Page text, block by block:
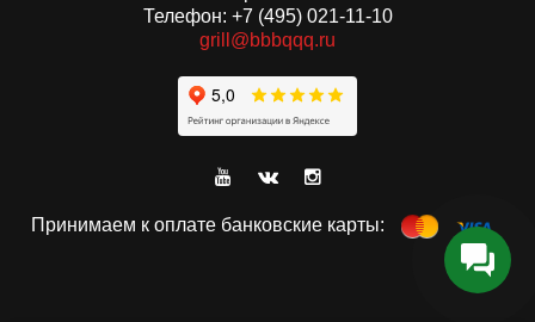
Телефон: +7 (495) 021-11-10
grill@bbbqqq.ru
Принимаем к оплате банковские карты: